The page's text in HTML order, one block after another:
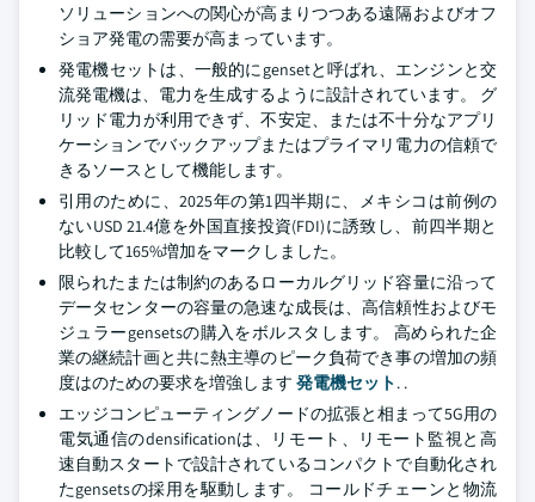
ソリューションへの関心が高まりつつある遠隔およびオフ
ショア発電の需要が高まっています。
発電機セットは、一般的にgensetと呼ばれ、エンジンと交
流発電機は、電力を生成するように設計されています。 グ
リッド電力が利用できず、不安定、または不十分なアプリ
ケーションでバックアップまたはプライマリ電力の信頼で
きるソースとして機能します。
引用のために、2025年の第1四半期に、メキシコは前例の
ないUSD 21.4億を外国直接投資(FDI)に誘致し、前四半期と
比較して165%増加をマークしました。
限られたまたは制約のあるローカルグリッド容量に沿って
データセンターの容量の急速な成長は、高信頼性およびモ
ジュラーgensetsの購入をボルスタします。 高められた企
業の継続計画と共に熱主導のピーク負荷でき事の増加の頻
度はのための要求を増強します 発電機セット. .
エッジコンピューティングノードの拡張と相まって5G用の
電気通信のdensificationは、リモート、リモート監視と高
速自動スタートで設計されているコンパクトで自動化され
たgensetsの採用を駆動します。 コールドチェーンと物流